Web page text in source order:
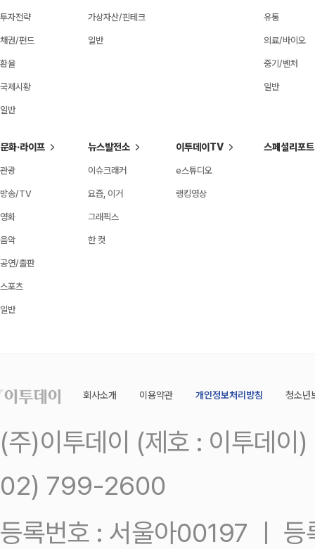
투자전략
채권/펀드
환율
국제시황
일반
가상자산/핀테크
일반
유통
의료/바이오
중기/벤처
일반
문화·라이프
관광
방송/TV
영화
음악
공연/출판
스포츠
일반
뉴스발전소
이슈크래커
요즘, 이거
그래픽스
한 컷
이투데이TV
e스튜디오
랭킹영상
스페셜리포트
회사소개 이용약관 개인정보처리방침 청소년
(주)이투데이 (제호 : 이투데
02) 799-2600
등록번호 : 서울아00197 ㅣ